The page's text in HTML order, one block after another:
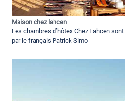
Maison chez lahcen
Les chambres d’hôtes Chez Lahcen
par le français Patrick Simo